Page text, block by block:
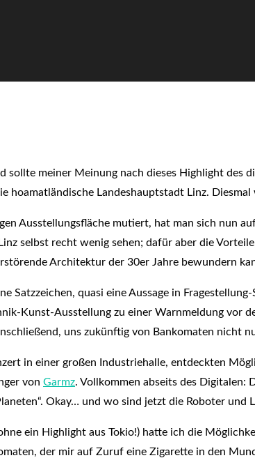
meiner Meinung nach dieses Highlight des
Landeshauptstadt Linz. Diesmal
Ausstellungsfläche mutiert, hat man sich nun
selbst recht wenig sehen; dafür aber die
Architektur der 30er Jahre bewundern
Satzzeichen, quasi eine Aussage in
Kunst-Ausstellung zu einer Warnmeldung vor
uns zukünftig von Bankomaten nicht
in einer großen Industriehalle, entdeckten
von Garmz. Vollkommen abseits des Digitalen:
Okay… und wo sind jetzt die Roboter und
ein Highlight aus Tokio!) hatte ich die
der mir auf Zuruf eine Zigarette in den